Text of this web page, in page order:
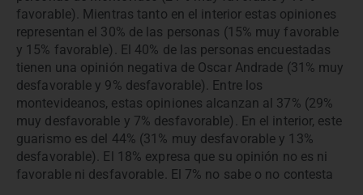
favorable). Mientras tanto en el interior estas opiniones
representan el 30% de las personas (15% muy favorable
y 15% favorable). El 40% de las personas encuestadas
tienen una opinión negativa de Oscar Andrade (31% muy
desfavorable y 9% desfavorable). Entre los
montevideanos, estas opiniones alcanzan al 37% (29%
muy desfavorable y 7% desfavorable). En el interior, este
guarismo es del 44% (31% muy desfavorable y 13%
desfavorable). El 18% expresa que su opinión no es ni
favorable ni desfavorable. El 7% no sabe o no contesta